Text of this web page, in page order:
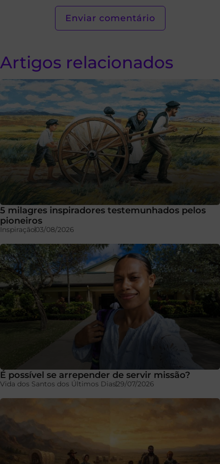
Artigos relacionados
5 milagres inspiradores testemunhados pelos
pioneiros
Inspiração03/08/2026
É possível se arrepender de servir missão?
Vida dos Santos dos Últimos Dias29/07/2026